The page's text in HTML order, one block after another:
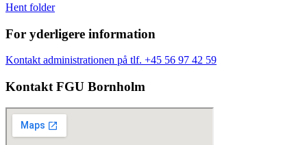
Hent folder
For yderligere information
Kontakt administrationen på tlf. +45 56 97 42 59
Kontakt FGU Bornholm